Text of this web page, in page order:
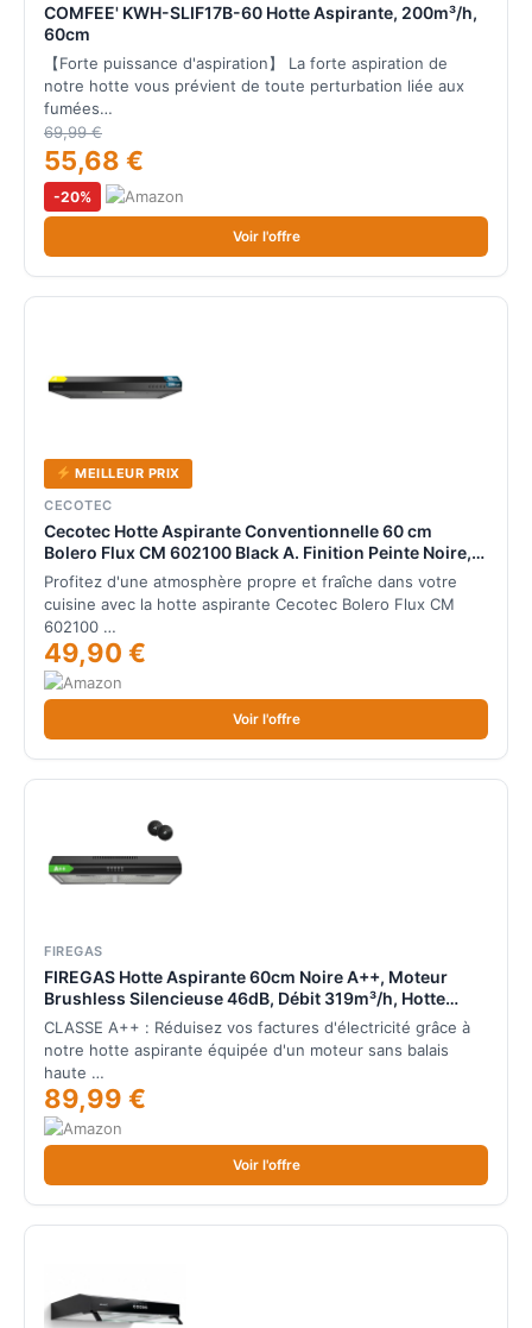
COMFEE' KWH-SLIF17B-60 Hotte Aspirante, 200m³/h,
60cm
【Forte puissance d'aspiration】 La forte aspiration de
notre hotte vous prévient de toute perturbation liée aux
fumées…
69,99 €
55,68 €
-20%
Voir l'offre
MEILLEUR PRIX
CECOTEC
Cecotec Hotte Aspirante Conventionnelle 60 cm
Bolero Flux CM 602100 Black A. Finition Peinte Noire,
Aspiration 228 m³/h, 3 Vitesses, Filtre en Aluminium,
Classe A, Moteur BLDC et Lumière LED
Profitez d'une atmosphère propre et fraîche dans votre
cuisine avec la hotte aspirante Cecotec Bolero Flux CM
602100 …
49,90 €
Voir l'offre
FIREGAS
FIREGAS Hotte Aspirante 60cm Noire A++, Moteur
Brushless Silencieuse 46dB, Débit 319m³/h, Hotte
Cuisine avec Filtres à Charbon, Évacuation Top/Arrière
ou Recyclage
CLASSE A++ : Réduisez vos factures d'électricité grâce à
notre hotte aspirante équipée d'un moteur sans balais
haute …
89,99 €
Voir l'offre